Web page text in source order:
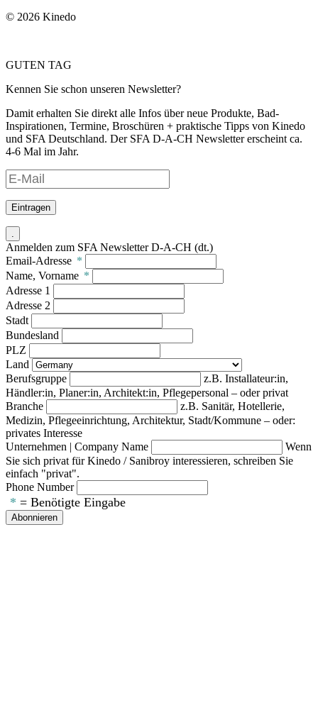
© 2026 Kinedo
GUTEN TAG
Kennen Sie schon unseren Newsletter?
Damit erhalten Sie direkt alle Infos über neue Produkte, Bad-
Inspirationen, Termine, Broschüren + praktische Tipps von Kinedo
und SFA Deutschland. Der SFA D-A-CH Newsletter erscheint ca.
4-6 Mal im Jahr.
Eintragen
.
Anmelden zum SFA Newsletter D-A-CH (dt.)
Email-Adresse *
Name, Vorname *
Adresse 1
Adresse 2
Stadt
Bundesland
PLZ
Land
Berufsgruppe
z.B. Installateur:in,
Händler:in, Planer:in, Architekt:in, Pflegepersonal – oder privat
Branche
z.B. Sanitär, Hotellerie,
Medizin, Pflegeeinrichtung, Architektur, Stadt/Kommune – oder:
privates Interesse
Unternehmen | Company Name
Wenn
Sie sich privat für Kinedo / Sanibroy interessieren, schreiben Sie
einfach "privat".
Phone Number
* = Benötigte Eingabe